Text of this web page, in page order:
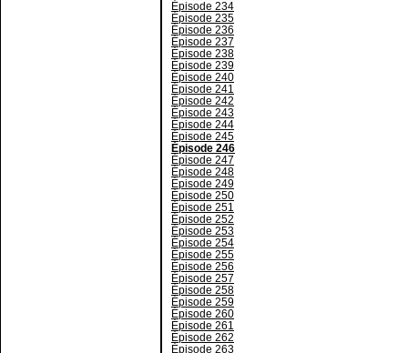
Épisode 234
Épisode 235
Épisode 236
Épisode 237
Épisode 238
Épisode 239
Épisode 240
Épisode 241
Épisode 242
Épisode 243
Épisode 244
Épisode 245
Épisode 246
Épisode 247
Épisode 248
Épisode 249
Épisode 250
Épisode 251
Épisode 252
Épisode 253
Épisode 254
Épisode 255
Épisode 256
Épisode 257
Épisode 258
Épisode 259
Épisode 260
Épisode 261
Épisode 262
Épisode 263